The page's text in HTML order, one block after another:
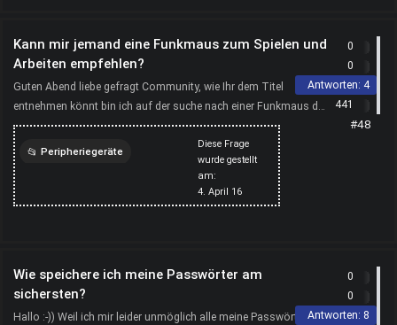
Kann mir jemand eine Funkmaus zum Spielen und
Arbeiten empfehlen?
Guten Abend liebe gefragt Community, wie Ihr dem Titel
entnehmen könnt bin ich auf der suche nach einer Funkmaus die
sowohl zum Spielen geeignet sein soll als auch zum ar...
Diese Frage
wurde gestellt
am:
4. April 16
Peripheriegeräte
maus gaming
0
0
Antworten: 4
441
#48
Wie speichere ich meine Passwörter am
sichersten?
Hallo :-)) Weil ich mir leider unmöglich alle meine Passwörter
0
0
Antworten: 8